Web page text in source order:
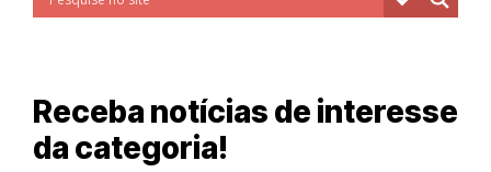
Receba notícias de interesse
da categoria!